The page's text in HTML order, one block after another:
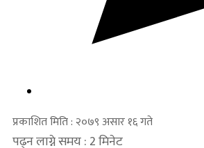
प्रकाशित मिति : २०७९ असार १६ गते
पढ्न लाग्ने समय : 2 मिनेट